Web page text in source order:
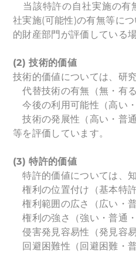
当該特許の自社実施の有
社実施(可能性)の有無等に
的財産部門が評価している
(2)技術的価値
技術的価値については、研
代替技術の有無（無・有
今後の利用可能性（高い・
技術の発展性（高い・普通
等を評価しています。
(3)特許的価値
特許的価値については、知
権利の位置付け（基本特許
権利範囲の広さ（広い・普
権利の強さ（強い・普通・
侵害発見容易性（発見容
回避困難性（回避困難・普